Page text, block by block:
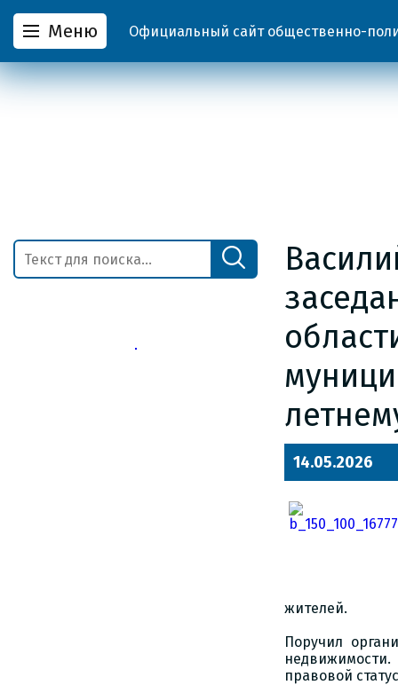
Меню Официальный сайт общественно-
14.05.2026
жителей.
Поручил
правовой